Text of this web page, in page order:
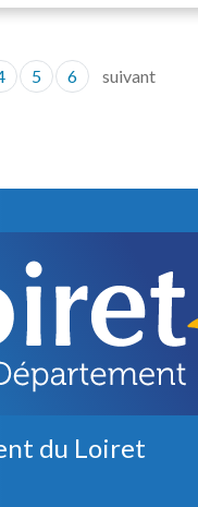
5 6 suivant
du Loiret